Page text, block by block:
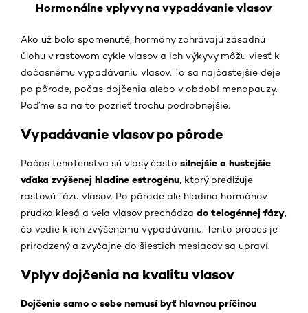
Hormonálne vplyvy na vypadávanie vlasov
Ako už bolo spomenuté, hormóny zohrávajú zásadnú
úlohu v rastovom cykle vlasov a ich výkyvy môžu viesť k
dočasnému vypadávaniu vlasov. To sa najčastejšie deje
po pôrode, počas dojčenia alebo v období menopauzy.
Poďme sa na to pozrieť trochu podrobnejšie.
Vypadávanie vlasov po pôrode
Počas tehotenstva sú vlasy často silnejšie a hustejšie
vďaka zvýšenej hladine estrogénu , ktorý predlžuje
rastovú fázu vlasov. Po pôrode ale hladina hormónov
prudko klesá a veľa vlasov prechádza do telogénnej fázy
čo vedie k ich zvýšenému vypadávaniu. Tento proces je
prirodzený a zvyčajne do šiestich mesiacov sa upraví.
Vplyv dojčenia na kvalitu vlasov
Dojčenie samo o sebe nemusí byť hlavnou príčinou